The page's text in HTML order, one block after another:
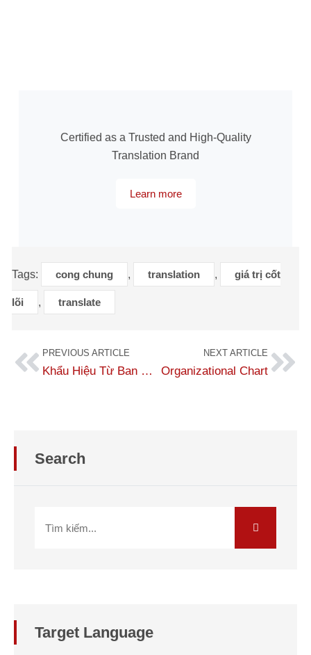
Certified as a Trusted and High-Quality
Translation Brand
Learn more
Tags: cong chung , translation , giá trị cốt
lõi , translate
PREVIOUS ARTICLE
Khẩu Hiệu Từ Ban Lãnh Đạo Dịch Thuật Số 1
NEXT ARTICLE
Organizational Chart
Search
Target Language